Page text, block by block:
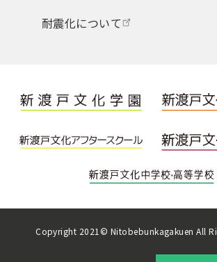
耐震化について
Copyright 2021© Nitobebunkagakuen All